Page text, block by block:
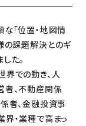
「位置・地図情
の課題解決とのギ
た。
での動き、人
者、不動産関係
者、金融投資事
・業種で高まっ